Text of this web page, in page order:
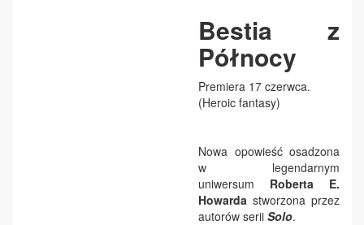
Bestia z
Północy
Premiera 17 czerwca.
(Heroic fantasy)
Nowa opowieść osadzona
w legendarnym
uniwersum Roberta E.
Howarda stworzona przez
autorów serii Solo.